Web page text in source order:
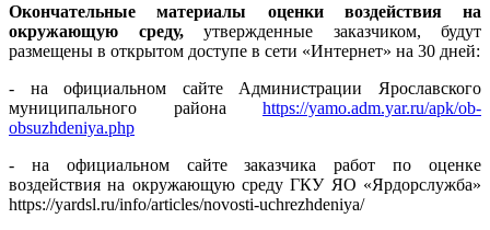
Окончательные материалы оценки воздействия на
окружающую среду, утвержденные заказчиком, будут
размещены в открытом доступе в сети «Интернет» на 30 дней:
- на официальном сайте Администрации Ярославского
муниципального района https://yamo.adm.yar.ru/apk/ob-
obsuzhdeniya.php
- на официальном сайте заказчика работ по оценке
воздействия на окружающую среду ГКУ ЯО «Ярдорслужба»
https://yardsl.ru/info/articles/novosti-uchrezhdeniya/